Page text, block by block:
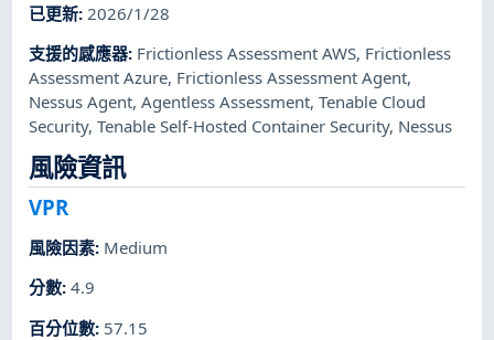
已更新: 2026/1/28
支援的感應器: Frictionless Assessment AWS, Frictionless
Assessment Azure, Frictionless Assessment Agent,
Nessus Agent,Agentless Assessment,Tenable Cloud
Security,Tenable Self-Hosted Container Security, Nessus
風險資訊
VPR
風險因素: Medium
分數:4.9
百分位數: 57.15